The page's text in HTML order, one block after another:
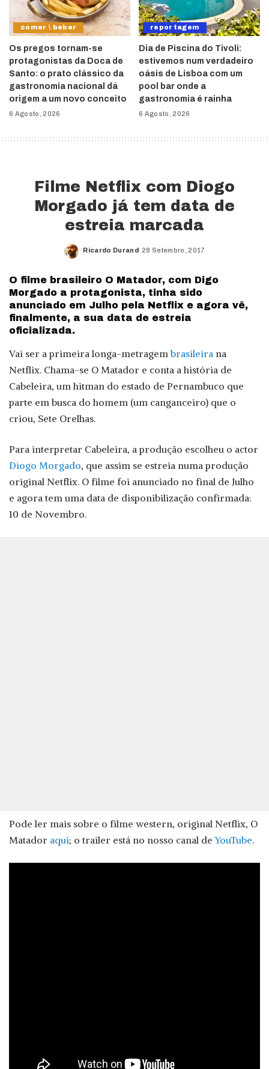
comer \ beber
Os pregos tornam-se
protagonistas da Doca de
Santo: o prato clássico da
gastronomia nacional dá
origem a um novo conceito
6 Agosto, 2026
reportagem
Dia de Piscina do Tivoli:
estivemos num verdadeiro
oásis de Lisboa com um
pool bar onde a
gastronomia é rainha
6 Agosto, 2026
Filme Netflix com Diogo
Morgado já tem data de
estreia marcada
Posted
Ricardo Durand 28 Setembro, 2017
O filme brasileiro O Matador, com Digo
Morgado a protagonista, tinha sido
anunciado em Julho pela Netflix e agora vê,
finalmente, a sua data de estreia
oficializada.
Vai ser a primeira longa-metragembrasileira na
Netflix. Chama-se O Matador e conta a história de
Cabeleira, um hitman do estado de Pernambuco que
parte em busca do homem (um canganceiro) que o
criou, Sete Orelhas.
Para interpretar Cabeleira, a produção escolheu o actor
Diogo Morgado, que assim se estreia numa produção
original Netflix. O filme foi anunciado no final de Julho
e agora tem uma data de disponibilização confirmada:
10 de Novembro.
Pode ler mais sobre o filme western, original Netflix, O
Matador aqui; o trailer está no nosso canal deYouTube.